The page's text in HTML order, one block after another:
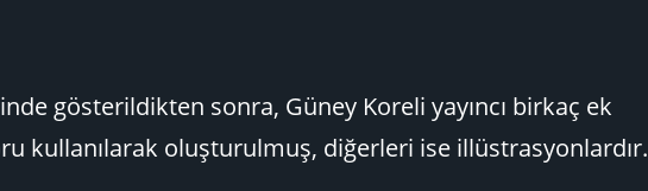
gösterildikten sonra, Güney Koreli yayıncı birkaç ek
kullanılarak oluşturulmuş, diğerleri ise illüstrasyonlardır.